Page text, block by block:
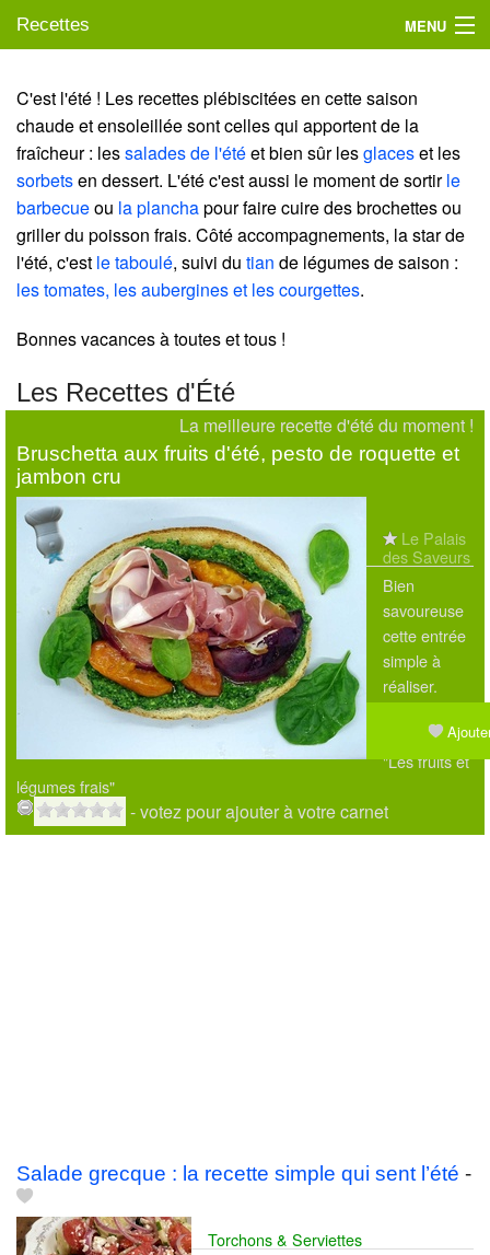
Recettes MENU
C'est l'été ! Les recettes plébiscitées en cette saison
chaude et ensoleillée sont celles qui apportent de la
fraîcheur : lessalades de l'étéet bien sûr lesglaceset les
sorbetsen dessert. L'été c'est aussi le moment de sortirle
barbecueou la planchapour faire cuire des brochettes ou
griller du poisson frais. Côté accompagnements, la star de
l'été, c'est le taboulé, suivi du tian de légumes de saison :
les tomates, les aubergines et les courgettes.
Bonnes vacances à toutes et tous !
Les Recettes d'Été
La meilleure recette d'été du moment !
Bruschetta aux fruits d'été, pesto de roquette et
jambon cru
Le Palais
des Saveurs
Bien
savoureuse
cette entrée
simple à
réaliser.
recette de
"Les fruits et
légumes frais"
- votez pour ajouter à votre carnet
Salade grecque : la recette simple qui sent l’été -
Torchons & Serviettes